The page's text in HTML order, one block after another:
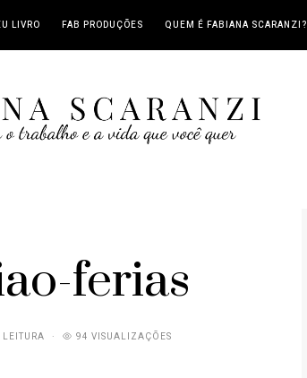
LIVRO FAB PRODUÇÕES QUEM É FABIANA SCARANZI?
ferias
94 VISUALIZAÇÕES